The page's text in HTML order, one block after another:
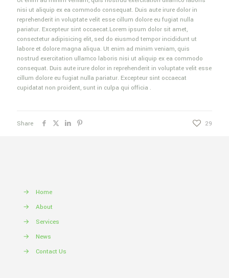
nisi ut aliquip ex ea commodo consequat. Duis aute irure dolor in
reprehenderit in voluptate velit esse cillum dolore eu fugiat nulla
pariatur. Excepteur sint occaecat.Lorem ipsum dolor sit amet,
consectetur adipisicing elit, sed do eiusmod tempor incididunt ut
labore et dolore magna aliqua. Ut enim ad minim veniam, quis
nostrud exercitation ullamco laboris nisi ut aliquip ex ea commodo
consequat. Duis aute irure dolor in reprehenderit in voluptate velit esse
cillum dolore eu fugiat nulla pariatur. Excepteur sint occaecat
cupidatat non proident, sunt in culpa qui officia .
Share 29
→
Home
→
About
→
Services
→
News
→
Contact Us